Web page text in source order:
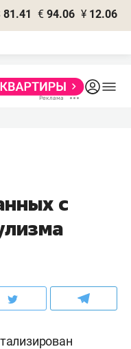
81.41 € 94.06 ¥ 12.06
с